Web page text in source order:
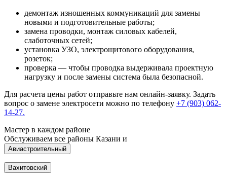
демонтаж изношенных коммуникаций для замены
новыми и подготовительные работы;
замена проводки, монтаж силовых кабелей,
слаботочных сетей;
установка УЗО, электрощитового оборудования,
розеток;
проверка — чтобы проводка выдерживала проектную
нагрузку и после замены система была безопасной.
Для расчета цены работ отправьте нам онлайн-заявку. Задать
вопрос о замене электросети можно по телефону +7 (903) 062-
14-27.
Мастер в каждом районе
Обслуживаем все районы Казани и
Авиастроительный
Вахитовский